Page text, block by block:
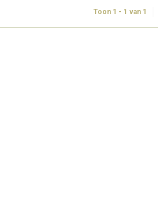
Toon 1 - 1 van 1